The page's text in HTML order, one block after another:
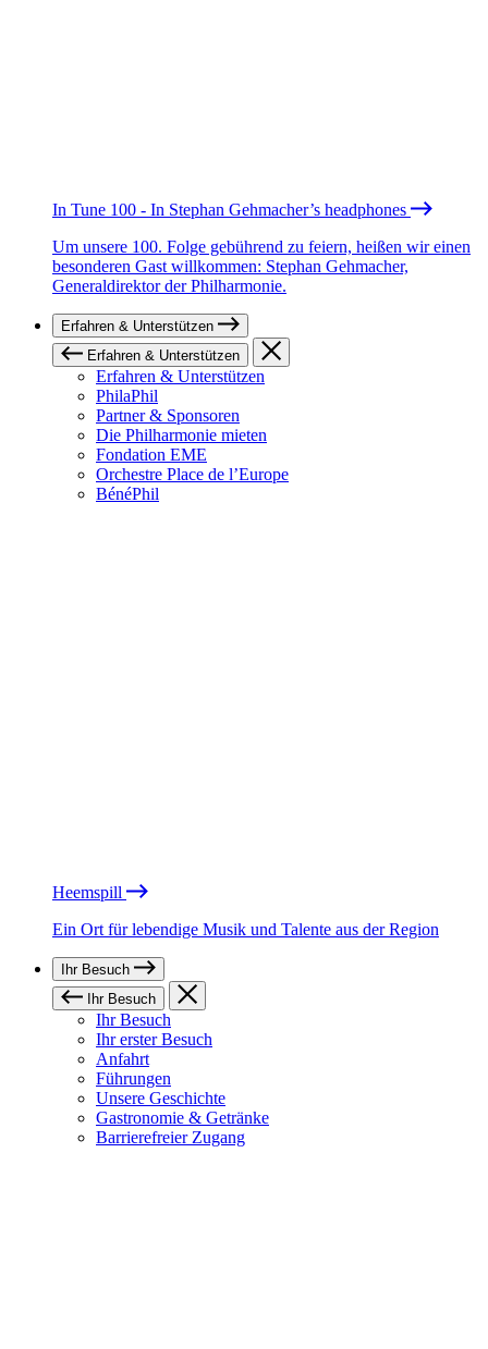
In Tune 100 - In Stephan Gehmacher’s headphones
Um unsere 100. Folge gebührend zu feiern, heißen wir einen
besonderen Gast willkommen: Stephan Gehmacher,
Generaldirektor der Philharmonie.
Erfahren & Unterstützen
Erfahren & Unterstützen
Erfahren & Unterstützen
PhilaPhil
Partner & Sponsoren
Die Philharmonie mieten
Fondation EME
Orchestre Place de l’Europe
BénéPhil
Heemspill
Ein Ort für lebendige Musik und Talente aus der Region
Ihr Besuch
Ihr Besuch
Ihr Besuch
Ihr erster Besuch
Anfahrt
Führungen
Unsere Geschichte
Gastronomie & Getränke
Barrierefreier Zugang